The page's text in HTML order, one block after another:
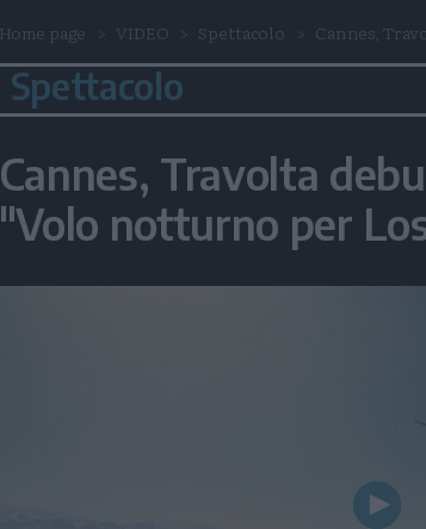
Home page VIDEO Spettacolo Cannes,
Spettacolo
Cannes, Travolta
"Volo notturno per
Play
Video